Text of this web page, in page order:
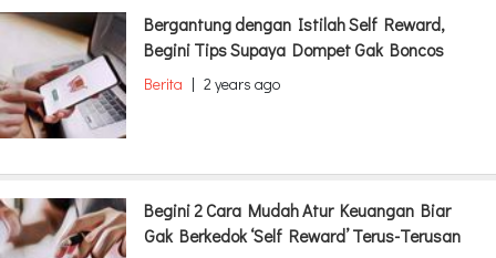
Bergantung dengan Istilah Self Reward,
Begini Tips Supaya Dompet Gak Boncos
Berita | 2 years ago
Begini 2 Cara Mudah Atur Keuangan Biar
Gak Berkedok ‘Self Reward’ Terus-Terusan